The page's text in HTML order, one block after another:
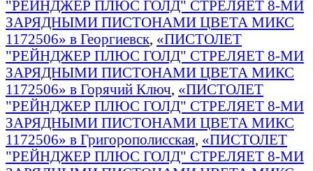
"РЕЙНДЖЕР ПЛЮС ГОЛД" СТРЕЛЯЕТ 8-МИ
ЗАРЯДНЫМИ ПИСТОНАМИ ЦВЕТА МИКС
1172506» в Георгиевск, «ПИСТОЛЕТ
"РЕЙНДЖЕР ПЛЮС ГОЛД" СТРЕЛЯЕТ 8-МИ
ЗАРЯДНЫМИ ПИСТОНАМИ ЦВЕТА МИКС
1172506» в Горячий Ключ, «ПИСТОЛЕТ
"РЕЙНДЖЕР ПЛЮС ГОЛД" СТРЕЛЯЕТ 8-МИ
ЗАРЯДНЫМИ ПИСТОНАМИ ЦВЕТА МИКС
1172506» в Григорополисская, «ПИСТОЛЕТ
"РЕЙНДЖЕР ПЛЮС ГОЛД" СТРЕЛЯЕТ 8-МИ